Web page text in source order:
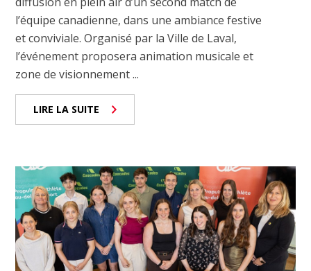
l’équipe canadienne, dans une ambiance festive
et conviviale. Organisé par la Ville de Laval,
l’événement proposera animation musicale et
zone de visionnement ...
LIRE LA SUITE